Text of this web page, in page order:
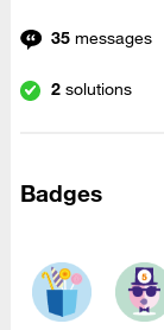
35 messages
2 solutions
Badges